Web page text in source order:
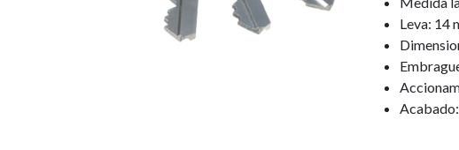
Leva: 14